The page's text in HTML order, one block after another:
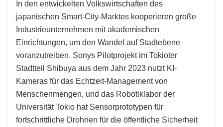
In den entwickelten Volkswirtschaften des
japanischen Smart-City-Marktes kooperieren große
Industrieunternehmen mit akademischen
Einrichtungen, um den Wandel auf Stadtebene
voranzutreiben. Sonys Pilotprojekt im Tokioter
Stadtteil Shibuya aus dem Jahr 2023 nutzt KI-
Kameras für das Echtzeit-Management von
Menschenmengen, und das Robotiklabor der
Universität Tokio hat Sensorprototypen für
fortschrittliche Drohnen für die öffentliche Sicherheit